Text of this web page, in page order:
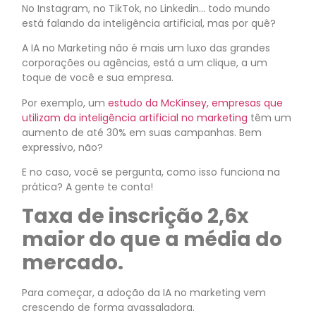
No Instagram, no TikTok, no Linkedin… todo mundo
está falando da inteligência artificial, mas por quê?
A IA no Marketing não é mais um luxo das grandes
corporações ou agências, está a um clique, a um
toque de você e sua empresa.
Por exemplo, umestudo da McKinsey, empresas que
utilizam da inteligência artificial no marketing têm um
aumento de até 30% em suas campanhas. Bem
expressivo, não?
E no caso, você se pergunta, como isso funciona na
prática? A gente te conta!
Taxa de inscrição 2,6x
maior do que a média do
mercado.
Para começar, a adoção da IA no marketing vem
crescendo de forma avassaladora.